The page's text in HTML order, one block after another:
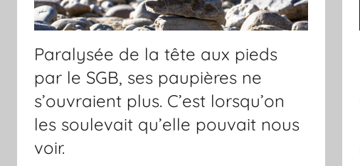
Paralysée de la tête aux pieds
par le SGB, ses paupières ne
s’ouvraient plus. C’est lorsqu’on
les soulevait qu’elle pouvait nous
voir.